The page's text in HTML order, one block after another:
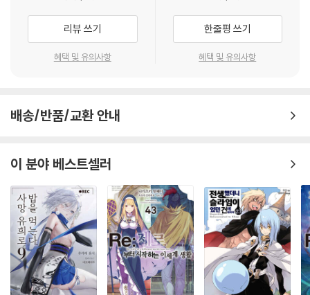
리뷰 쓰기
혜택 및 유의사항
한줄평 쓰기
혜택 및 유의사항
배송/반품/교환 안내
이 분야 베스트셀러